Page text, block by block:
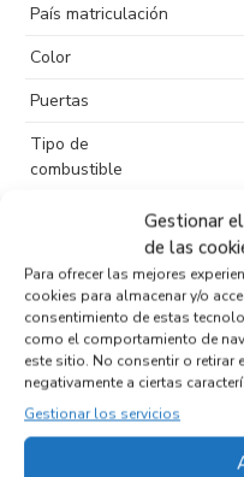
Gestionar
de las
Para ofrecer las mejores
cookies para almacenar y/o
consentimiento de estas
como el comportamiento de
este sitio. No consentir o retirar
negativamente a ciertas
Gestionar los servicios
País matriculación
Color
Puertas
Tipo de
combustible
Productos